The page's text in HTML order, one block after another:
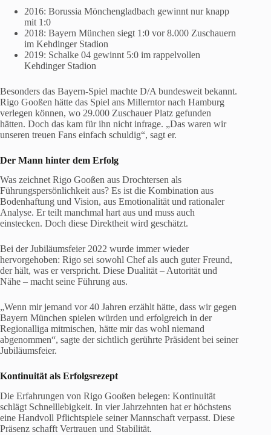
2016: Borussia Mönchengladbach gewinnt nur knapp
mit 1:0
2018: Bayern München siegt 1:0 vor 8.000 Zuschauern
im Kehdinger Stadion
2019: Schalke 04 gewinnt 5:0 im rappelvollen
Kehdinger Stadion
Besonders das Bayern-Spiel machte D/A bundesweit bekannt.
Rigo Gooßen hätte das Spiel ans Millerntor nach Hamburg
verlegen können, wo 29.000 Zuschauer Platz gefunden
hätten. Doch das kam für ihn nicht infrage. „Das waren wir
unseren treuen Fans einfach schuldig“, sagt er.
Der Mann hinter dem Erfolg
Was zeichnet Rigo Gooßen aus Drochtersen als
Führungspersönlichkeit aus? Es ist die Kombination aus
Bodenhaftung und Vision, aus Emotionalität und rationaler
Analyse. Er teilt manchmal hart aus und muss auch
einstecken. Doch diese Direktheit wird geschätzt.
Bei der Jubiläumsfeier 2022 wurde immer wieder
hervorgehoben: Rigo sei sowohl Chef als auch guter Freund,
der hält, was er verspricht. Diese Dualität – Autorität und
Nähe – macht seine Führung aus.
„Wenn mir jemand vor 40 Jahren erzählt hätte, dass wir gegen
Bayern München spielen würden und erfolgreich in der
Regionalliga mitmischen, hätte mir das wohl niemand
abgenommen“, sagte der sichtlich gerührte Präsident bei seiner
Jubiläumsfeier.
Kontinuität als Erfolgsrezept
Die Erfahrungen von Rigo Gooßen belegen: Kontinuität
schlägt Schnelllebigkeit. In vier Jahrzehnten hat er höchstens
eine Handvoll Pflichtspiele seiner Mannschaft verpasst. Diese
Präsenz schafft Vertrauen und Stabilität.